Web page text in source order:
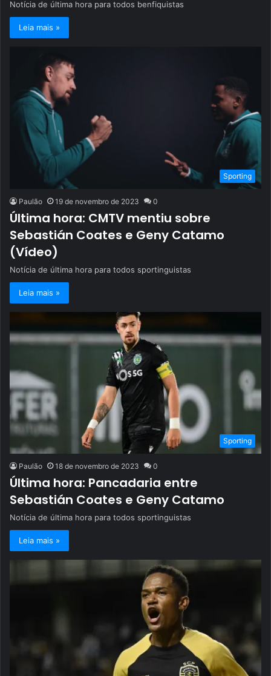
Notícia de última hora para todos benfiquistas
Leia mais »
Sporting
Paulão 19 de novembro de 2023 0
Última hora: CMTV mentiu sobre
Sebastián Coates e Geny Catamo
(Vídeo)
Notícia de última hora para todos sportinguistas
Leia mais »
Sporting
Paulão 18 de novembro de 2023 0
Última hora: Pancadaria entre
Sebastián Coates e Geny Catamo
Notícia de última hora para todos sportinguistas
Leia mais »